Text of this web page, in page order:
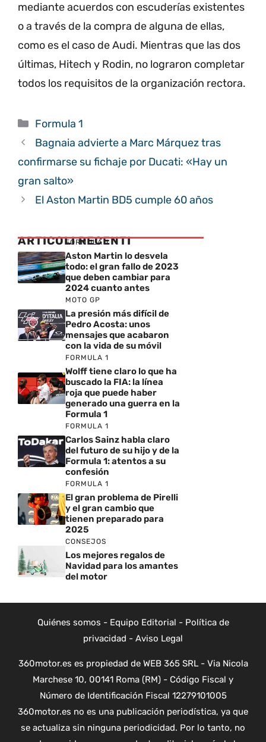
mediante acuerdos con escuderías existentes
o a través de la compra de alguna de ellas,
como es el caso de Audi. Mientras que las dos
últimas, Hitech y Rodin, no lograron completar
todos los requisitos de la organización rectora.
Categorías
Formula 1
Bagnaia advierte a Marc Márquez tras
confirmarse su fichaje por Ducati: «Hay un
gran salto»
El Aston Martin BD5 cumple 60 años
ARTICOLI RECENTI
FORMULA 1
Aston Martin lo desvela
todo: el gran fallo de 2023
que deben cambiar para
2024 cuanto antes
MOTO GP
La presión más difícil de
Pedro Acosta: unos
mensajes que acabaron
con la vida de su móvil
FORMULA 1
Wolff tiene claro lo que ha
buscado la FIA: la línea
roja que puede haber
generado una guerra en la
Formula 1
FORMULA 1
Carlos Sainz habla claro
del futuro de su hijo y de la
Formula 1: atentos a su
confesión
FORMULA 1
El gran problema de Pirelli
y el gran cambio que
tienen preparado para
2025
CONSEJOS
Los mejores regalos de
Navidad para los amantes
del motor
Quiénes somos - Equipo Editorial - Política de
privacidad - Aviso Legal
360motor.es es propiedad de WEB 365 SRL - Via Nicola
Marchese 10, 00141 Roma (RM) - Código Fiscal y
Número de Identificación Fiscal 12279101005
360motor.es no es una publicación periodística, ya que
se actualiza sin ninguna periodicidad. Por lo tanto, no